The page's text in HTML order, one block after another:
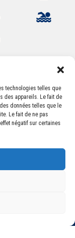
technologies telles que
des appareils. Le fait de
données telles que le
Le fait de ne pas
négatif sur certaines
Cedex 2